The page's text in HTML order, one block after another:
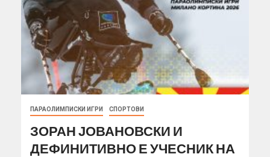
ПАРАОЛИМПИСКИ ИГРИ СПОРТОВИ
ЗОРАН ЈОВАНОВСКИ И
ДЕФИНИТИВНО Е УЧЕСНИК НА